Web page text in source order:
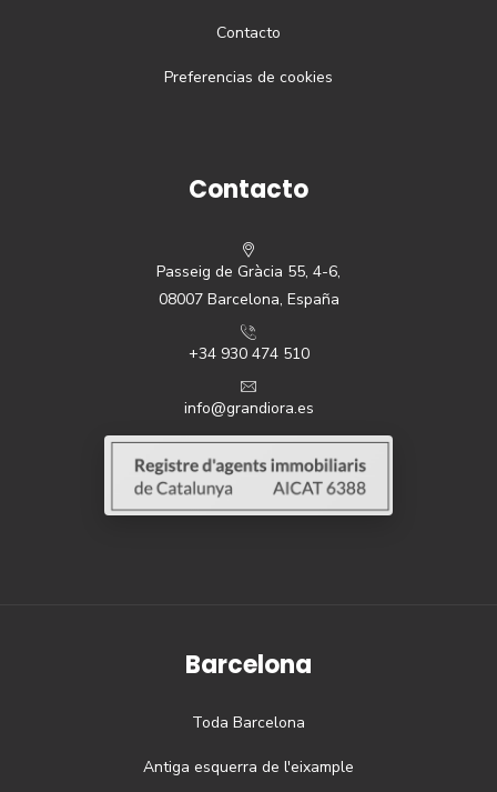
Contacto
Preferencias de cookies
Contacto
Passeig de Gràcia 55, 4-6,
08007 Barcelona, España
+34 930 474 510
info@grandiora.es
Barcelona
Toda Barcelona
Antiga esquerra de l'eixample